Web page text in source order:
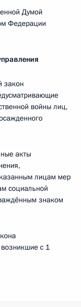
Думой
Федерации
закон
войны лиц,
акты
лицам мер
социальной
знаком
возникшие с 1